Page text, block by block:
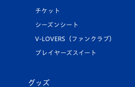
チケット
シーズンシート
V-LOVERS（ファンクラブ）
プレイヤーズスイート
グッズ